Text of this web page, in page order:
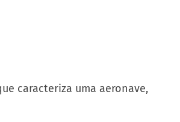
caracteriza uma aeronave,